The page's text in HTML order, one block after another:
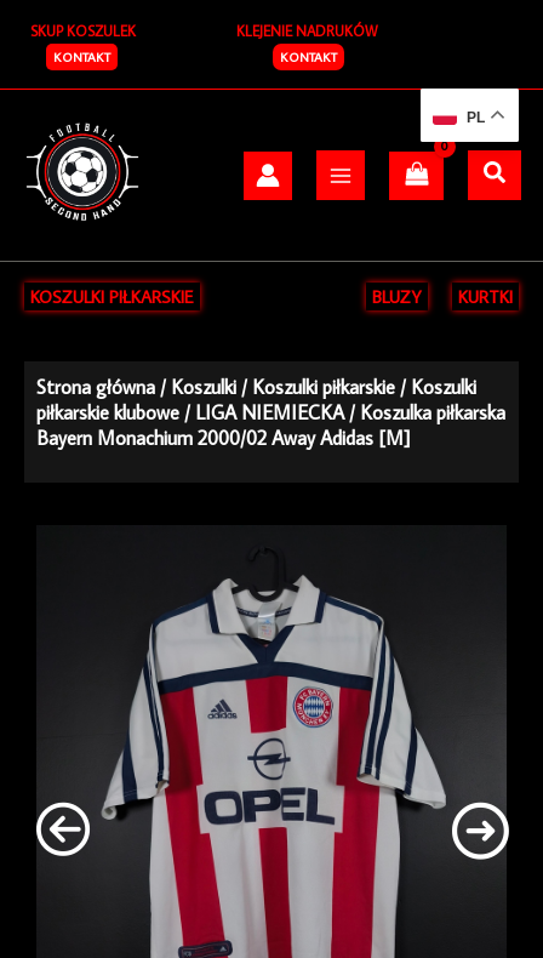
treści
SKUP KOSZULEK
KONTAKT
KLEJENIE NADRUKÓW
KONTAKT
KOSZULKI PIŁKARSKIE BLUZY KURTKI
Strona główna /Koszulki /Koszulki piłkarskie /Koszulki
piłkarskie klubowe /LIGA NIEMIECKA/ Koszulka piłkarska
Bayern Monachium 2000/02 Away Adidas [M]
PL